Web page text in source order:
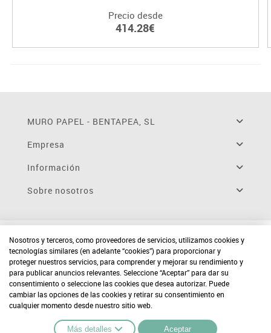
Precio desde
414.28€
MURO PAPEL - BENTAPEA, SL
Empresa
Información
Sobre nosotros
Nosotros y terceros, como proveedores de servicios, utilizamos cookies y
tecnologías similares (en adelante “cookies”) para proporcionar y
proteger nuestros servicios, para comprender y mejorar su rendimiento y
para publicar anuncios relevantes. Seleccione “Aceptar” para dar su
consentimiento o seleccione las cookies que desea autorizar. Puede
cambiar las opciones de las cookies y retirar su consentimiento en
cualquier momento desde nuestro sitio web.
Más detalles Aceptar